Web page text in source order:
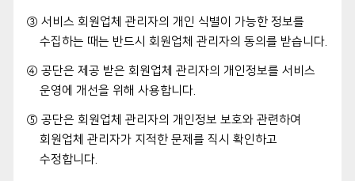
③ 서비스 회원업체 관리자의 개인 식별이 가능한 정보를
수집하는 때는 반드시 회원업체 관리자의 동의를 받습니다.
④ 공단은 제공 받은 회원업체 관리자의 개인정보를 서비스
운영에 개선을 위해 사용합니다.
⑤ 공단은 회원업체 관리자의 개인정보 보호와 관련하여
회원업체 관리자가 지적한 문제를 직시 확인하고
수정합니다.